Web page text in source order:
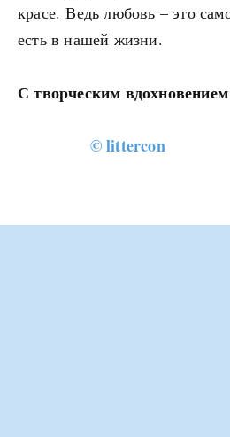
красе. Ведь любовь – это
есть в нашей жизни.
С творческим вдохновением
© littercon